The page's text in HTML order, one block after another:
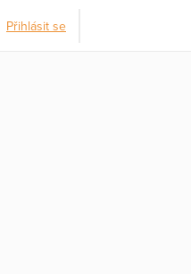
Přihlásit se